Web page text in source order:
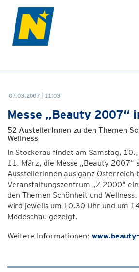
07.03.2007 | 11:03
Messe „Beauty 2007“
52 AustellerInnen zu den Themen
Wellness
In Stockerau findet am Samstag,
11. März, die Messe „Beauty 2007“
AusstellerInnen aus ganz Österreich
Veranstaltungszentrum „Z 2000“
den Themen Schönheit und
wird jeweils um 10.30 Uhr und um
Modeschau gezeigt.
Weitere Informationen: